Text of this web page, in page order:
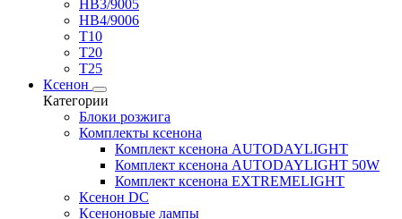
HB3/9005
HB4/9006
T10
T20
T25
Ксенон
Категории
Блоки розжига
Комплекты ксенона
Комплект ксенона AUTODAYLIGHT
Комплект ксенона AUTODAYLIGHT 50W
Комплект ксенона EXTREMELIGHT
Ксенон DC
Ксеноновые лампы